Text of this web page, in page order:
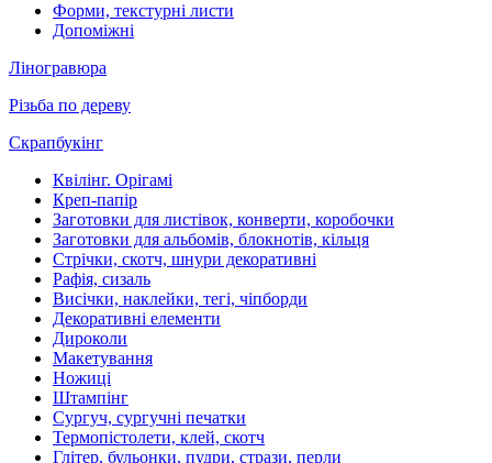
Форми, текстурні листи
Допоміжні
Ліногравюра
Різьба по дереву
Скрапбукінг
Квілінг. Орігамі
Креп-папір
Заготовки для листівок, конверти, коробочки
Заготовки для альбомів, блокнотів, кільця
Стрічки, скотч, шнури декоративні
Рафія, сизаль
Висічки, наклейки, тегі, чіпборди
Декоративні елементи
Дироколи
Макетування
Ножиці
Штампінг
Сургуч, сургучні печатки
Термопістолети, клей, скотч
Глітер, бульонки, пудри, стрази, перли